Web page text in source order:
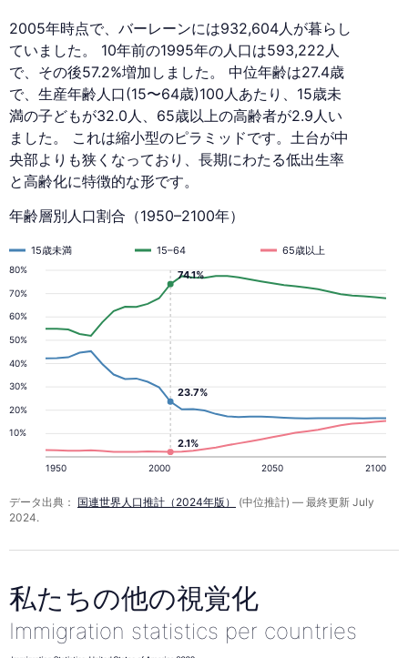
2005年時点で、バーレーンには932,604人が暮らし
ていました。 10年前の1995年の人口は593,222人
で、その後57.2%増加しました。 中位年齢は27.4歳
で、生産年齢人口(15〜64歳)100人あたり、15歳未
満の子どもが32.0人、65歳以上の高齢者が2.9人い
ました。 これは縮小型のピラミッドです。土台が中
央部よりも狭くなっており、長期にわたる低出生率
と高齢化に特徴的な形です。
年齢層別人口割合（1950–2100年）
10%
20%
30%
40%
50%
60%
70%
80%
1950 2000 2050 2100
15歳未満 15–64 65歳以上
23.7%
2.1%
74.1%
データ出典： 国連世界人口推計（2024年版）
(中位推計) — 最終更新 July
2024.
私たちの他の視覚化
Immigration statistics per countries